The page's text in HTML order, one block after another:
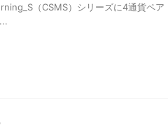
（CSMS）シリーズに4通貨ペア